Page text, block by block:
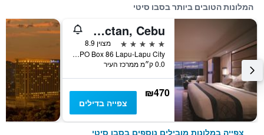
המלונות הטובים ביותר בסבו סיטי
Shangri-La Mactan, Cebu
5 כוכבים
מצוין 8.9
Punta Engano Road PO Box 86 Lapu-Lapu City, סבו סיטי, פיליפינים
0.0 ק״מ ממרכז העיר
₪470
צפייה בדילים
צפייה במלונות מובילים נוספים בסבו סיטי